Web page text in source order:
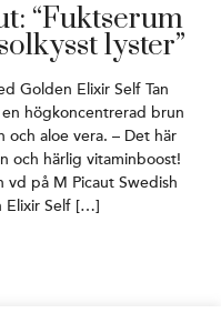
“Fuktserum
lyster”
Golden Elixir Self Tan
högkoncentrerad brun
aloe vera. – Det här
och härlig vitaminboost!
på M Picaut Swedish
Elixir Self […]